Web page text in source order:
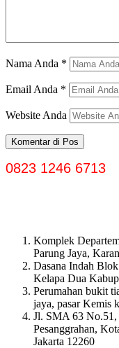
Nama Anda *
Email Anda *
Website Anda
0823 1246 6713
Komplek
Parung Jaya,
Dasana Indah
Kelapa Dua
Perumahan bukit
jaya, pasar Kemis
Jl. SMA 63 No.51,
Pesanggrahan,
Jakarta 12260